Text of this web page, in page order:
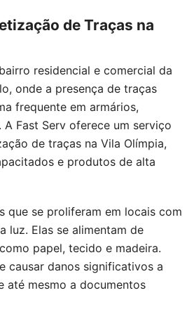
de Traças na
residencial e comercial da
onde a presença de traças
frequente em armários,
Fast Serv oferece um serviço
de traças na Vila Olímpia,
e produtos de alta
que se proliferam em locais com
luz. Elas se alimentam de
papel, tecido e madeira.
causar danos significativos a
até mesmo a documentos